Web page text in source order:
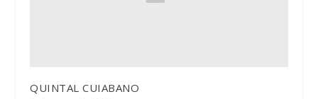
QUINTAL CUIABANO